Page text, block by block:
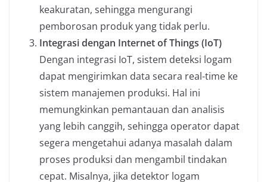
keakuratan, sehingga mengurangi
pemborosan produk yang tidak perlu.
Integrasi dengan Internet of Things (IoT)
Dengan integrasi IoT, sistem deteksi logam
dapat mengirimkan data secara real-time ke
sistem manajemen produksi. Hal ini
memungkinkan pemantauan dan analisis
yang lebih canggih, sehingga operator dapat
segera mengetahui adanya masalah dalam
proses produksi dan mengambil tindakan
cepat. Misalnya, jika detektor logam